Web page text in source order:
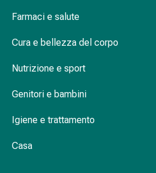
reni
alla
Dolore
febbre
di
Farmaci e salute
Cura e bellezza del corpo
Nutrizione e sport
Genitori e bambini
Igiene e trattamento
Casa